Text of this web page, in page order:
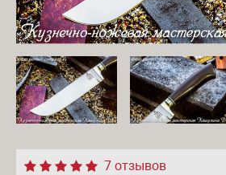
7 отзывов